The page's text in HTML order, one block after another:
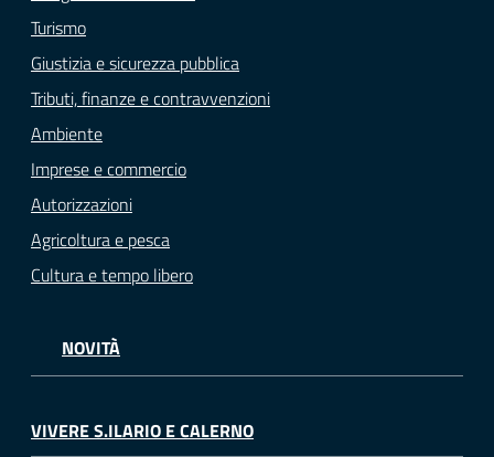
Turismo
Giustizia e sicurezza pubblica
Tributi, finanze e contravvenzioni
Ambiente
Imprese e commercio
Autorizzazioni
Agricoltura e pesca
Cultura e tempo libero
NOVITÀ
VIVERE S.ILARIO E CALERNO